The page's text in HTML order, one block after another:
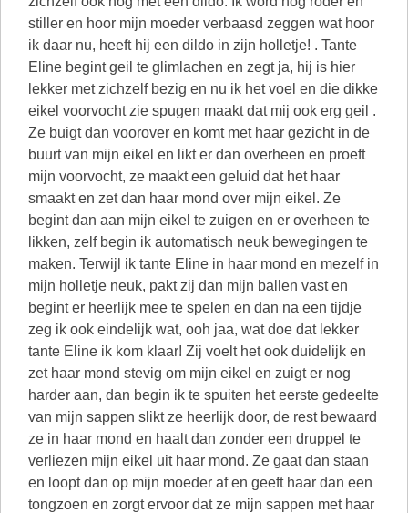
stiller en hoor mijn moeder verbaasd zeggen wat hoor
ik daar nu, heeft hij een dildo in zijn holletje! . Tante
Eline begint geil te glimlachen en zegt ja, hij is hier
lekker met zichzelf bezig en nu ik het voel en die dikke
eikel voorvocht zie spugen maakt dat mij ook erg geil .
Ze buigt dan voorover en komt met haar gezicht in de
buurt van mijn eikel en likt er dan overheen en proeft
mijn voorvocht, ze maakt een geluid dat het haar
smaakt en zet dan haar mond over mijn eikel. Ze
begint dan aan mijn eikel te zuigen en er overheen te
likken, zelf begin ik automatisch neuk bewegingen te
maken. Terwijl ik tante Eline in haar mond en mezelf in
mijn holletje neuk, pakt zij dan mijn ballen vast en
begint er heerlijk mee te spelen en dan na een tijdje
zeg ik ook eindelijk wat, ooh jaa, wat doe dat lekker
tante Eline ik kom klaar! Zij voelt het ook duidelijk en
zet haar mond stevig om mijn eikel en zuigt er nog
harder aan, dan begin ik te spuiten het eerste gedeelte
van mijn sappen slikt ze heerlijk door, de rest bewaard
ze in haar mond en haalt dan zonder een druppel te
verliezen mijn eikel uit haar mond. Ze gaat dan staan
en loopt dan op mijn moeder af en geeft haar dan een
tongzoen en zorgt ervoor dat ze mijn sappen met haar